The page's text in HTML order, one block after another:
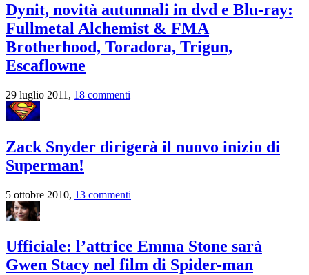
Dynit, novità autunnali in dvd e Blu-ray:
Fullmetal Alchemist & FMA
Brotherhood, Toradora, Trigun,
Escaflowne
29 luglio 2011, 18 commenti
Zack Snyder dirigerà il nuovo inizio di
Superman!
5 ottobre 2010, 13 commenti
Ufficiale: l’attrice Emma Stone sarà
Gwen Stacy nel film di Spider-man